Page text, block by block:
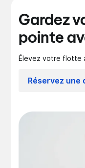
Gardez
pointe
Élevez votre flotte
Réservez une